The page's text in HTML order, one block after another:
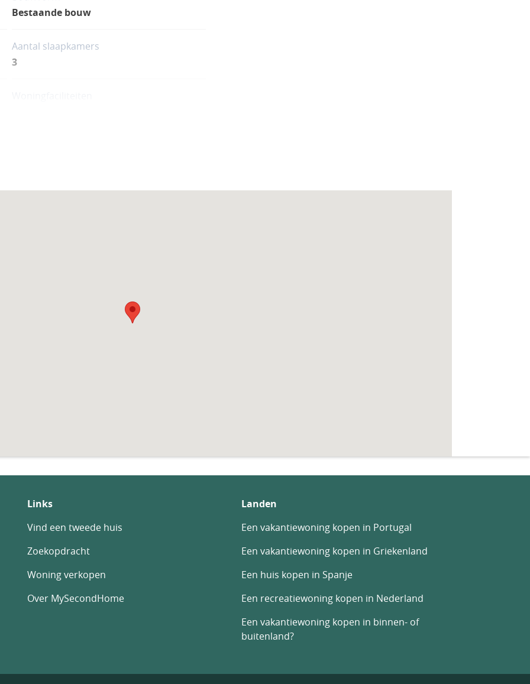
Bestaande bouw
Aantal slaapkamers
3
Links
Vind een tweede huis
Zoekopdracht
Woning verkopen
Over MySecondHome
Landen
Een vakantiewoning kopen in Portugal
Een vakantiewoning kopen in Griekenland
Een huis kopen in Spanje
Een recreatiewoning kopen in Nederland
Een vakantiewoning kopen in binnen- of
buitenland?